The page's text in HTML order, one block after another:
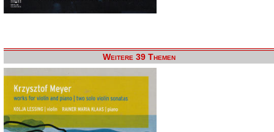
Weitere 39 Themen